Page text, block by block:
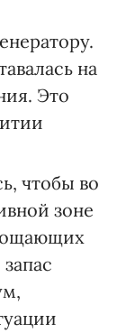
на
Это
чтобы во
зоне